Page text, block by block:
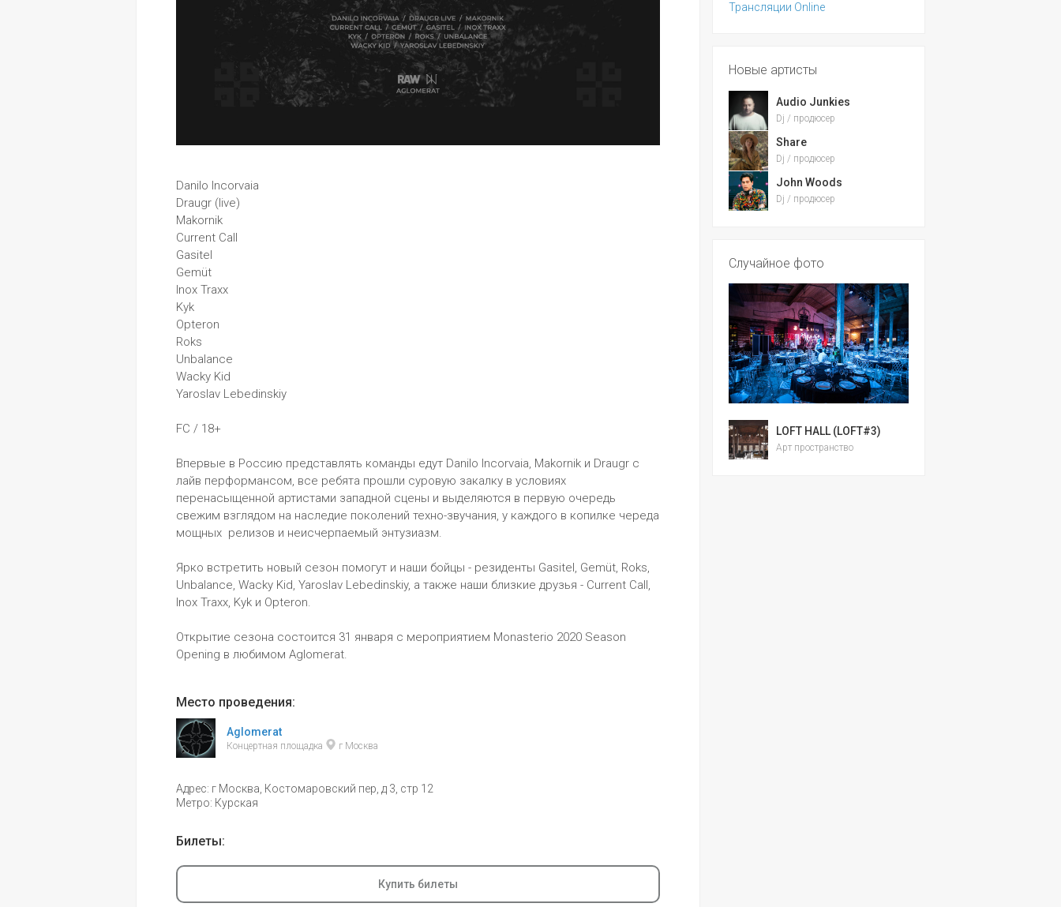
Danilo Incorvaia
Draugr (live)
Makornik
Current Call
Gasitel
Gemüt
Inox Traxx
Kyk
Opteron
Roks
Unbalance
Wacky Kid
Yaroslav Lebedinskiy
FC / 18+
Впервые в Россию представлять команды едут Danilo Incorvaia, Makornik и Draugr с
лайв перформансом, все ребята прошли суровую закалку в условиях
перенасыщенной артистами западной сцены и выделяются в первую очередь
свежим взглядом на наследие поколений техно-звучания, у каждого в копилке череда
мощных  релизов и неисчерпаемый энтузиазм.
Ярко встретить новый сезон помогут и наши бойцы - резиденты Gasitel, Gemüt, Roks,
Unbalance, Wacky Kid, Yaroslav Lebedinskiy, а также наши близкие друзья - Current Call,
Inox Traxx, Kyk и Opteron.
Открытие сезона состоится 31 января с мероприятием Monasterio 2020 Season
Opening в любимом Aglomerat.
Место проведения:
Aglomerat
Концертная площадка г Москва
Адрес: г Москва, Костомаровский пер, д 3, стр 12
Метро: Курская
Билеты:
Купить билеты
Трансляции Online
Новые артисты
Audio Junkies
Dj / продюсер
Share
Dj / продюсер
John Woods
Dj / продюсер
Случайное фото
LOFT HALL (LOFT#3)
Арт пространство